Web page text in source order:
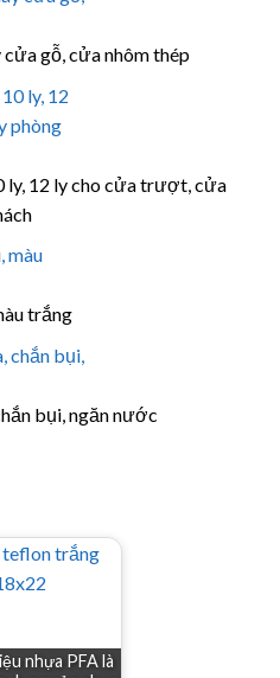
gỗ, cửa nhôm thép
12 ly cho cửa trượt, cửa
trắng
bụi, ngăn nước
nhựa PFA là